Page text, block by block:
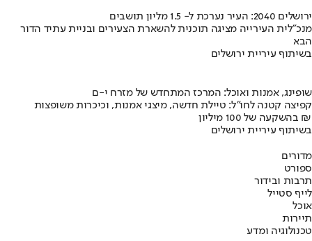
ירושלים 2040: העיר נערכת ל- 1.5 מליון תושבים
מנכ"לית העירייה מציגה תוכנית להשארת הצעירים ובניית עתיד הדור
הבא
בשיתוף עיריית ירושלים
שופינג, אמנות ואוכל: המרכז המתחדש של מזרח י-ם
קפיצה קטנה לחו"ל: טיילת חדשה, מיצגי אמנות, וכיכרות משופצות
בהשקעה של 100 מיליון ₪
בשיתוף עיריית ירושלים
מדורים
ספורט
תרבות ובידור
לייף סטייל
אוכל
תיירות
טכנולוגיה ומדע